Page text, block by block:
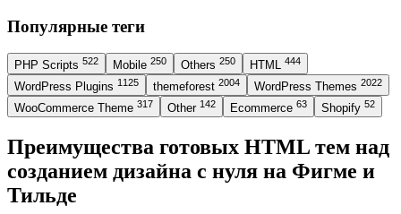
Популярные теги
PHP Scripts 522 Mobile 250 Others 250 HTML 444
WordPress Plugins 1125 themeforest 2004 WordPress Themes 2022
WooCommerce Theme 317 Other 142 Ecommerce 63 Shopify 52
Преимущества готовых HTML тем над
созданием дизайна с нуля на Фигме и
Тильде